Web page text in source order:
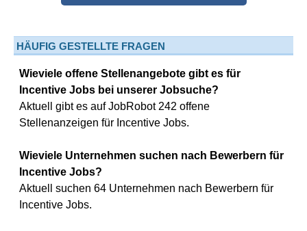
HÄUFIG GESTELLTE FRAGEN
Wieviele offene Stellenangebote gibt es für
Incentive Jobs bei unserer Jobsuche?
Aktuell gibt es auf JobRobot 242 offene
Stellenanzeigen für Incentive Jobs.
Wieviele Unternehmen suchen nach Bewerbern für
Incentive Jobs?
Aktuell suchen 64 Unternehmen nach Bewerbern für
Incentive Jobs.